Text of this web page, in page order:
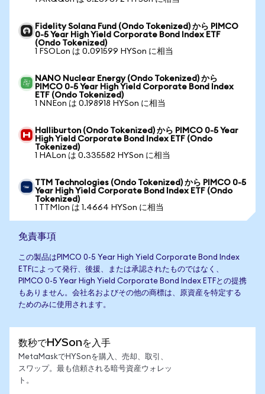
Fidelity Solana Fund (Ondo Tokenized) から PIMCO
0-5 Year High Yield Corporate Bond Index ETF
(Ondo Tokenized)
1 FSOLon は 0.091599 HYSon に相当
NANO Nuclear Energy (Ondo Tokenized) から
PIMCO 0-5 Year High Yield Corporate Bond Index
ETF (Ondo Tokenized)
1 NNEon は 0.198918 HYSon に相当
Halliburton (Ondo Tokenized) から PIMCO 0-5 Year
High Yield Corporate Bond Index ETF (Ondo
Tokenized)
1 HALon は 0.335582 HYSon に相当
TTM Technologies (Ondo Tokenized) から PIMCO 0-5
Year High Yield Corporate Bond Index ETF (Ondo
Tokenized)
1 TTMIon は 1.4664 HYSon に相当
免責事項
この製品はPIMCO 0-5 Year High Yield Corporate Bond Index
ETFによって発行、後援、または承認されたものではなく、
PIMCO 0-5 Year High Yield Corporate Bond Index ETFとの提携
もありません。会社名およびその他の商標は、原資産を特定する
ためのみに使用されます。
数秒でHYSonを入手
MetaMaskでHYSonを購入、売却、取引、
スワップ。最も信頼される暗号資産ウォレッ
ト。